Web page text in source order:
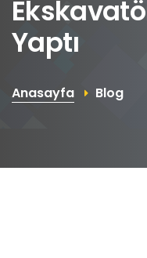
Yaptı
Anasayfa Blog